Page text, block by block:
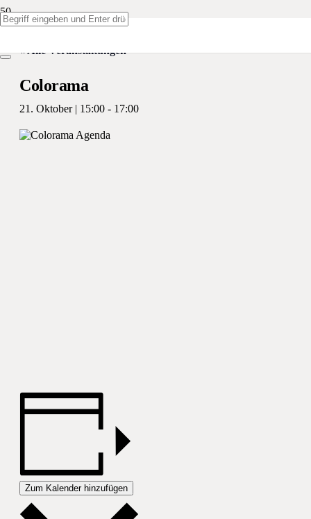
« Alle Veranstaltungen
Colorama
21. Oktober | 15:00 - 17:00
Zum Kalender hinzufügen